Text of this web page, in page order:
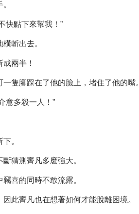
快點下來幫我！”
斬出去。
兩半！
隻腳踩在了他的臉上，堵住了他的嘴。
意多殺一人！”
。
猜測齊凡多麽強大。
喜的同時不敢流露。
此齊凡也在想著如何才能脫離困境。